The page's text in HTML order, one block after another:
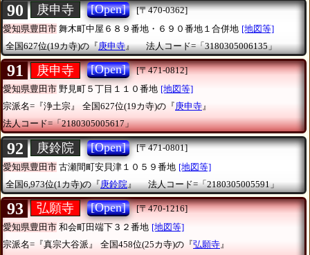
90 庚申寺 [Open]
[〒470-0362]
愛知県豊田市 舞木町中屋６８９番地・６９０番地１合併地 [地図等]
全国627位(19カ寺)の『庚申寺』 法人コード=「3180305006135」
91 庚申寺 [Open]
[〒471-0812]
愛知県豊田市 野見町５丁目１１０番地 [地図等]
宗派名=『浄土宗』
全国627位(19カ寺)の『庚申寺』
法人コード=「2180305005617」
92 庚鈴院 [Open]
[〒471-0801]
愛知県豊田市 古瀬間町安貝津１０５９番地 [地図等]
全国6,973位(1カ寺)の『庚鈴院』 法人コード=「2180305005591」
93 弘願寺 [Open]
[〒470-1216]
愛知県豊田市 和会町田端下３２番地 [地図等]
宗派名=『真宗大谷派』
全国458位(25カ寺)の『弘願寺 』